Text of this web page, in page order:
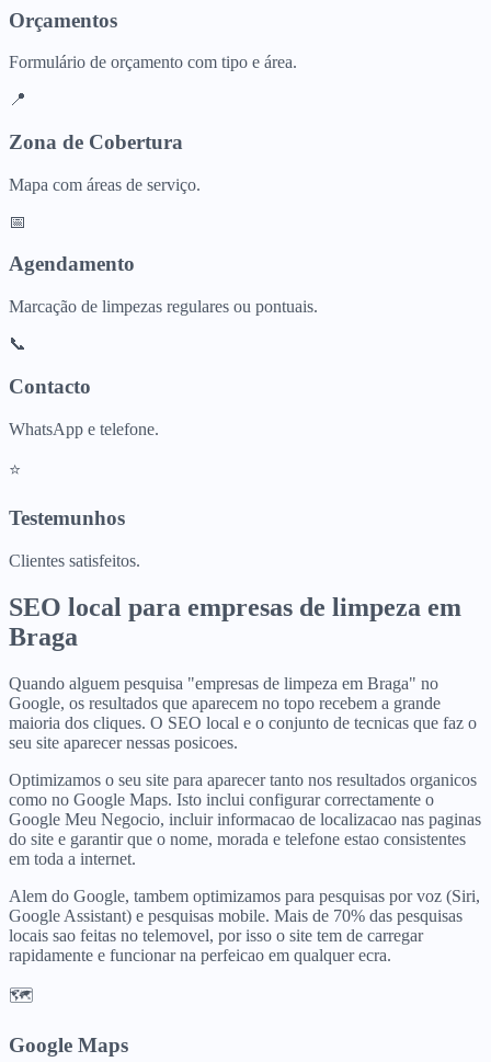
Orçamentos
Formulário de orçamento com tipo e área.
📍
Zona de Cobertura
Mapa com áreas de serviço.
📅
Agendamento
Marcação de limpezas regulares ou pontuais.
📞
Contacto
WhatsApp e telefone.
⭐
Testemunhos
Clientes satisfeitos.
SEO local para empresas de limpeza em
Braga
Quando alguem pesquisa "empresas de limpeza em Braga" no
Google, os resultados que aparecem no topo recebem a grande
maioria dos cliques. O SEO local e o conjunto de tecnicas que faz o
seu site aparecer nessas posicoes.
Optimizamos o seu site para aparecer tanto nos resultados organicos
como no Google Maps. Isto inclui configurar correctamente o
Google Meu Negocio, incluir informacao de localizacao nas paginas
do site e garantir que o nome, morada e telefone estao consistentes
em toda a internet.
Alem do Google, tambem optimizamos para pesquisas por voz (Siri,
Google Assistant) e pesquisas mobile. Mais de 70% das pesquisas
locais sao feitas no telemovel, por isso o site tem de carregar
rapidamente e funcionar na perfeicao em qualquer ecra.
🗺️
Google Maps